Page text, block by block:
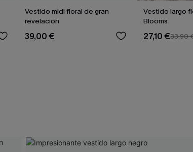
Vestido midi floral de gran
revelación
39,00 €
Vestido largo
Blooms
27,10 €33,90